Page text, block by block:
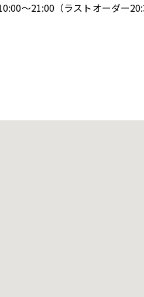
～21:00（ラストオーダー